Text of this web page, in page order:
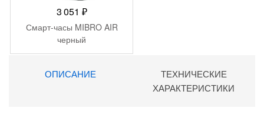
3 051 ₽
Смарт-часы MIBRO AIR
черный
ОПИСАНИЕ
ТЕХНИЧЕСКИЕ
ХАРАКТЕРИСТИКИ